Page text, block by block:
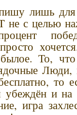
лишь
не с целью
То,
Люди,
то
и на
игра